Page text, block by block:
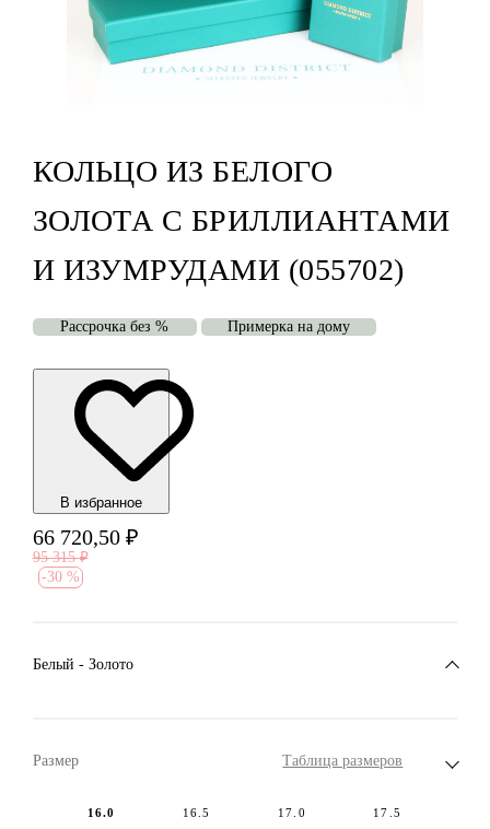
КОЛЬЦО ИЗ БЕЛОГО
ЗОЛОТА С БРИЛЛИАНТАМИ
И ИЗУМРУДАМИ (055702)
Рассрочка без % Примерка на дому
В избранноe
66 720,50 ₽
95 315 ₽
-30 %
Белый - Золото
Размер Таблица размеров
16.0 16.5 17.0 17.5